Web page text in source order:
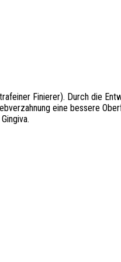
Finierer). Durch die
eine bessere